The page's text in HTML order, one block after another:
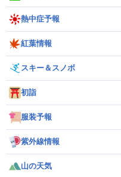
熱中症予報
紅葉情報
スキー＆スノボ
初詣
服装予報
紫外線情報
山の天気